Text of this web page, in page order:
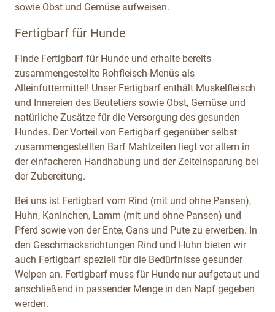
sowie Obst und Gemüse aufweisen.
Fertigbarf für Hunde
Finde Fertigbarf für Hunde und erhalte bereits
zusammengestellte Rohfleisch-Menüs als
Alleinfuttermittel! Unser Fertigbarf enthält Muskelfleisch
und Innereien des Beutetiers sowie Obst, Gemüse und
natürliche Zusätze für die Versorgung des gesunden
Hundes. Der Vorteil von Fertigbarf gegenüber selbst
zusammengestellten Barf Mahlzeiten liegt vor allem in
der einfacheren Handhabung und der Zeiteinsparung bei
der Zubereitung.
Bei uns ist Fertigbarf vom Rind (mit und ohne Pansen),
Huhn, Kaninchen, Lamm (mit und ohne Pansen) und
Pferd sowie von der Ente, Gans und Pute zu erwerben. In
den Geschmacksrichtungen Rind und Huhn bieten wir
auch Fertigbarf speziell für die Bedürfnisse gesunder
Welpen an. Fertigbarf muss für Hunde nur aufgetaut und
anschließend in passender Menge in den Napf gegeben
werden.